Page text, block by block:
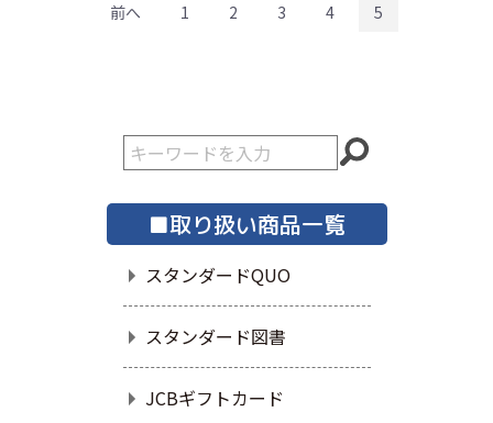
前へ 1 2 3 4 5
■取り扱い商品一覧
スタンダードQUO
スタンダード図書
JCBギフトカード